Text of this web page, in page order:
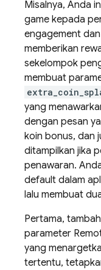
Misalnya, Anda
game kepada
engagement
memberikan
sekelompok
membuat
yang
dengan pesan
koin bonus, dan
ditampilkan jika
penawaran.
default dalam
lalu membuat
Pertama,
parameter
yang
tertentu,